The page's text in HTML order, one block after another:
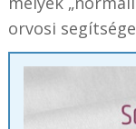
orvosi